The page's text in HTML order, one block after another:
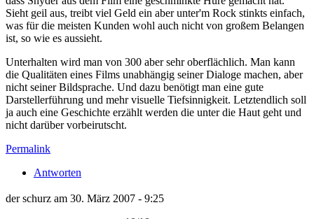
Sieht geil aus, treibt viel Geld ein aber unter'm Rock stinkts einfach,
was für die meisten Kunden wohl auch nicht von großem Belangen
ist, so wie es aussieht.
Unterhalten wird man von 300 aber sehr oberflächlich. Man kann
die Qualitäten eines Films unabhängig seiner Dialoge machen, aber
nicht seiner Bildsprache. Und dazu benötigt man eine gute
Darstellerführung und mehr visuelle Tiefsinnigkeit. Letztendlich soll
ja auch eine Geschichte erzählt werden die unter die Haut geht und
nicht darüber vorbeirutscht.
Permalink
Antworten
der schurz am 30. März 2007 - 9:25